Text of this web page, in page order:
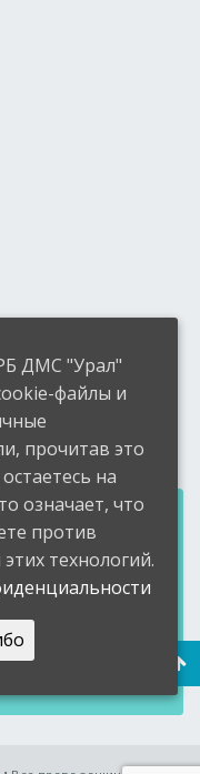
ДМС "Урал"
файлы и
прочитав это
на
означает, что
против
технологий.